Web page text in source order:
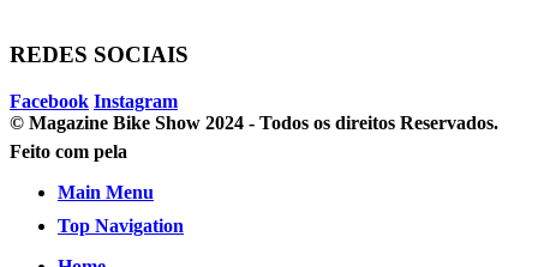
REDES SOCIAIS
Facebook Instagram
© Magazine Bike Show 2024 - Todos os direitos Reservados.
Feito com pela
Main Menu
Top Navigation